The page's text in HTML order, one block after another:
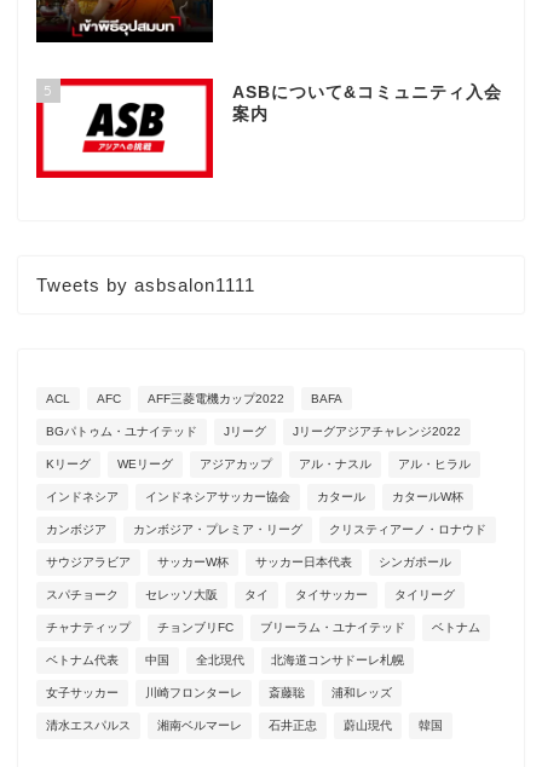
5
ASBについて&コミュニティ入会
案内
Tweets by asbsalon1111
ACL AFC AFF三菱電機カップ2022 BAFA
BGパトゥム・ユナイテッド Jリーグ Jリーグアジアチャレンジ2022
Kリーグ WEリーグ アジアカップ アル・ナスル アル・ヒラル
インドネシア インドネシアサッカー協会 カタール カタールW杯
カンボジア カンボジア・プレミア・リーグ クリスティアーノ・ロナウド
サウジアラビア サッカーW杯 サッカー日本代表 シンガポール
スパチョーク セレッソ大阪 タイ タイサッカー タイリーグ
チャナティップ チョンブリFC ブリーラム・ユナイテッド ベトナム
ベトナム代表 中国 全北現代 北海道コンサドーレ札幌
女子サッカー 川崎フロンターレ 斎藤聡 浦和レッズ
清水エスパルス 湘南ベルマーレ 石井正忠 蔚山現代 韓国